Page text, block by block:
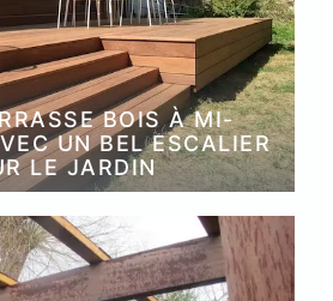
BOIS À MI-
UN BEL ESCALIER
LE JARDIN